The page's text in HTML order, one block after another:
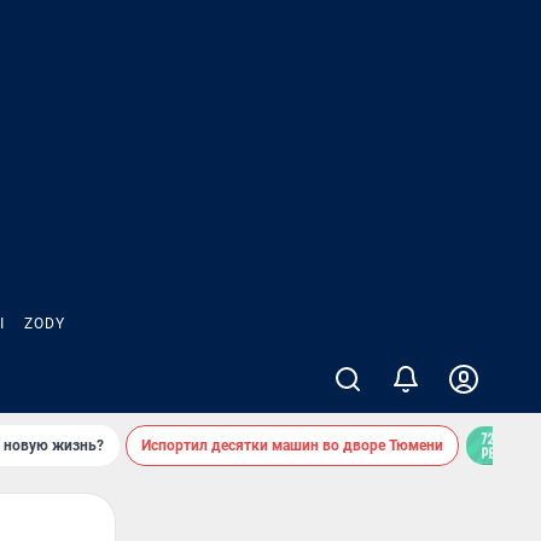
ZODY
новую жизнь? Испортил десятки машин во дворе Тюмени